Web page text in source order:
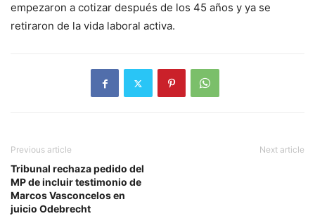
empezaron a cotizar después de los 45 años y ya se
retiraron de la vida laboral activa.
Previous article
Tribunal rechaza pedido del
MP de incluir testimonio de
Marcos Vasconcelos en
juicio Odebrecht
Next article